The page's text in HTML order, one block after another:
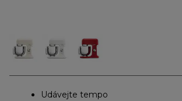
Udávejte tempo